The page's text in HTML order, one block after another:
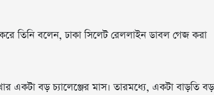
করে তিনি বলেন, ঢাকা সিলেট রেললাইন ডাবল গেজ করা
একটা বড় চ্যালেঞ্জের মাস। তারমধ্যে, একটা বাড়তি বড়